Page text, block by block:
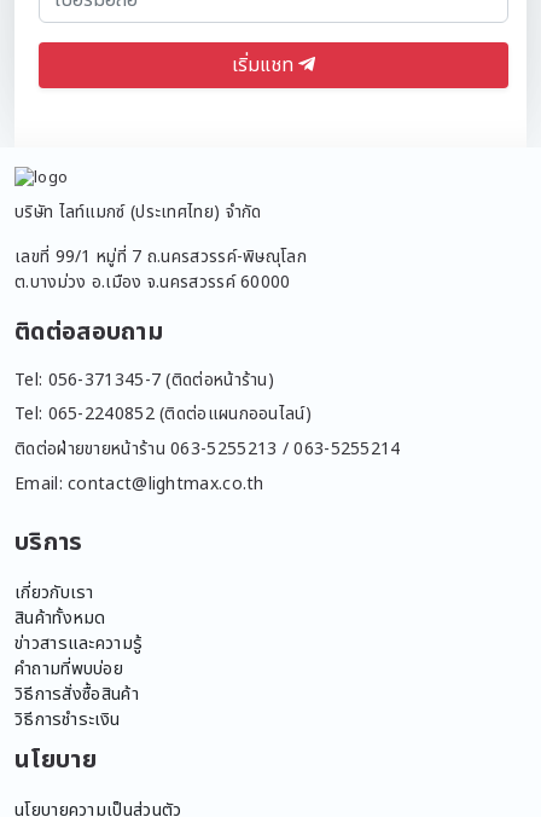
เริ่มแชท
บริษัท ไลท์แมกซ์ (ประเทศไทย) จำกัด
เลขที่ 99/1 หมู่ที่ 7 ถ.นครสวรรค์-พิษณุโลก
ต.บางม่วง อ.เมือง จ.นครสวรรค์ 60000
ติดต่อสอบถาม
Tel: 056-371345-7 (ติดต่อหน้าร้าน)
Tel: 065-2240852 (ติดต่อแผนกออนไลน์)
ติดต่อฝ่ายขายหน้าร้าน 063-5255213 / 063-5255214
Email: contact@lightmax.co.th
บริการ
เกี่ยวกับเรา
สินค้าทั้งหมด
ข่าวสารและความรู้
คำถามที่พบบ่อย
วิธีการสั่งซื้อสินค้า
วิธีการชำระเงิน
นโยบาย
นโยบายความเป็นส่วนตัว